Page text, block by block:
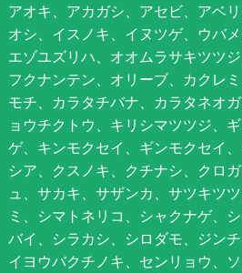
アオキ、アカガシ、アセビ、アベ
オシ、イスノキ、イヌツゲ、ウバメ
エゾユズリハ、オオムラサキツツ
フクナンテン、オリーブ、カクレ
モチ、カラタチバナ、カラタネオ
ョウチクトウ、キリシマツツジ、
ゲ、キンモクセイ、ギンモクセイ
シア、クスノキ、クチナシ、クロ
ュ、サカキ、サザンカ、サツキツ
ミ、シマトネリコ、シャクナゲ、
バイ、シラカシ、シロダモ、ジン
イヨウバクチノキ、センリョウ、ソ